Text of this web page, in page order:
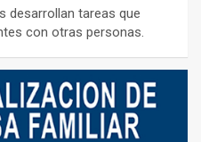
desarrollan tareas que
con otras personas.